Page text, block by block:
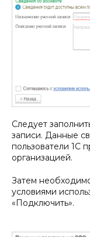
Следует
записи. Данные
пользователи 1С
организацией.
Затем
условиями
«Подключить».